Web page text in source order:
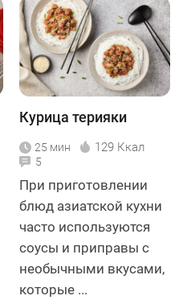
Курица терияки
25 мин 129 Ккал
5
При приготовлении
блюд азиатской кухни
часто используются
соусы и приправы с
необычными вкусами,
которые ...